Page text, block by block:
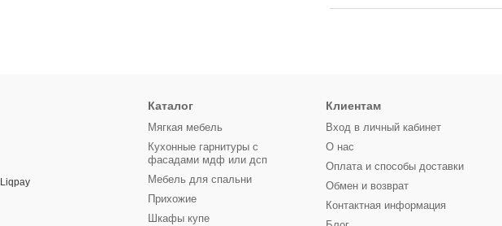
Каталог
Мягкая мебель
Кухонные гарнитуры с
фасадами мдф или дсп
Мебель для спальни
Прихожие
Шкафы купе
Клиентам
Вход в личный кабинет
О нас
Оплата и способы доставки
Обмен и возврат
Контактная информация